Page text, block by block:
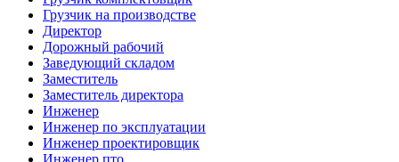
Грузчик на производстве
Директор
Дорожный рабочий
Заведующий складом
Заместитель
Заместитель директора
Инженер
Инженер по эксплуатации
Инженер проектировщик
Инженер пто